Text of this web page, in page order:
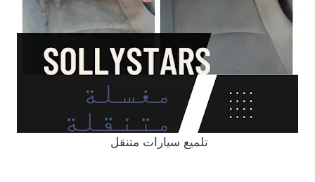
تلميع سيارات متنقل